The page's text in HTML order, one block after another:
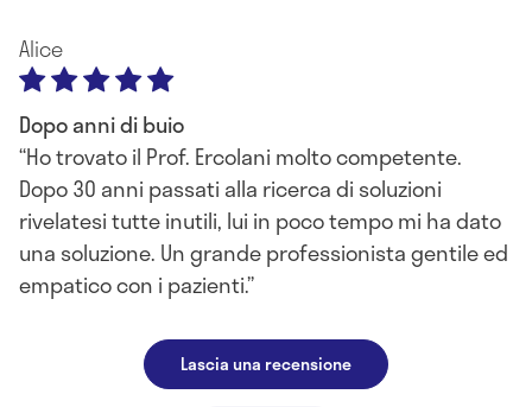
Alice
Dopo anni di buio
Ho trovato il Prof. Ercolani molto competente.
Dopo 30 anni passati alla ricerca di soluzioni
rivelatesi tutte inutili, lui in poco tempo mi ha dato
una soluzione. Un grande professionista gentile ed
empatico con i pazienti.
Lascia una recensione